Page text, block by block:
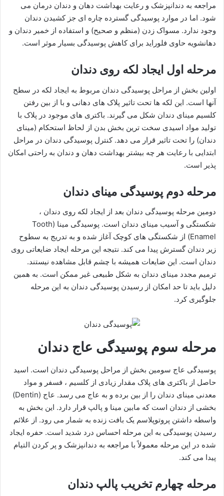
مراجعه به دندانپزشک و رعایت بهداشت دهان و دندان درمان می
شود. اما در موارد پوسیدگی گسترده چاره ای جز کشیدن دندان
وجود ندارد. مسواک زدن (منظم و صحیح) و استفاده از خمیر دندان و
دهانشویه حاوی فلوراید برای کاهش پوسیدگی بسیار موثر است.
مرحله اول ایجاد لکه روی دندان
اولین بخش از مراحل پوسیدگی دندان مربوط به ایجاد لکه در سطح
آنها است. این لکه ها تحت تاثیر پلاک های دهانی و با از بین رفتن
کلسیم مینای دندان شکل می گیرند. باکتری های موجود در پلاک با
تولید مواد اسیدی سخت ترین بخش بدن از لحاظ استحکام (مینای
دندان) را تحت تاثیر قرار می دهد. کنترل پوسیدگی دندان در مراحل
ابتدایی با رعایت هر چه بیشتر بهداشت دهان و دندان به راحتی امکان
پذیر است.
مرحله دوم پوسیدگی مینای دندان
دومین مرحله پوسیدگی دندان بعد از ایجاد لکه روی دندان ،
شکستگی و آسیب مینای دندان است. پوسیدگی مینا (Tooth
Enamel) از شکستگی های کوچک آغاز شده و به تدریج به سطوح
زیر دندان گسترش پیدا می کند. نتیجه این مرحله ایجاد ضایعاتی روی
دندان است. این ضایعات همیشه با چشم قابل مشاهده نیستند.
ترمیم مجدد مینای دندان به شکل طبیعی غیر ممکن است. به همین
دلیل باید تا حد امکان از رسیدن پوسیدگی دندان به این مرحله
جلوگیری کرد.
مرحله سوم پوسیدگی عاج دندان
پوسیدگی عاج سومین بخش از مراحل پوسیدگی دندان است. اسید
حاصل از باکتری های پلاک مقدار زیادی از کلسیم ، فسفر و مواد
معدنی مینای دندان را از بین برده و به عاج می رسد. عاج (Dentin)
بخشی از دندان است که مابین مینا و پالپ قرار دارد. این بخش به
واسطه داشتن پروتوپلاسم یک بافت زنده به شمار می رود. از علائم
رسیدن پوسیدگی به این مرحله احساس درد شدید است. حفره ایجاد
شده در این مرحله معمولاً با مراجعه به دندانپزشک و پر کردن التیام
پیدا می کند.
مرحله چهارم تخریب پالپ دندان